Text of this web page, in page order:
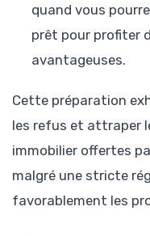
quand vous
prêt pour profiter
avantageuses.
Cette préparation
les refus et attraper
immobilier offertes
malgré une stricte
favorablement les